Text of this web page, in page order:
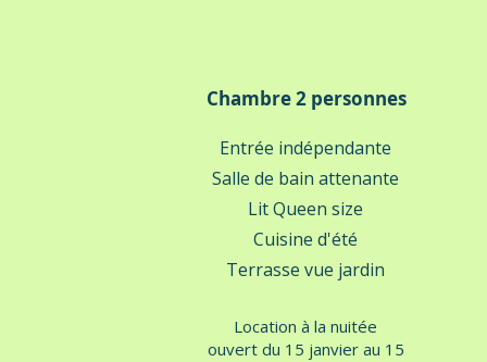
Chambre 2 personnes
Entrée indépendante
Salle de bain attenante
Lit Queen size
Cuisine d'été
Terrasse vue jardin
Location à la nuitée
ouvert du 15 janvier au 15